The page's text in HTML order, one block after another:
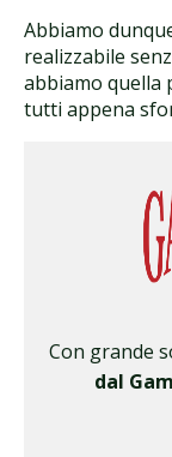
Abbiamo
realizzabile
abbiamo quella
tutti appena
Con grande
dal